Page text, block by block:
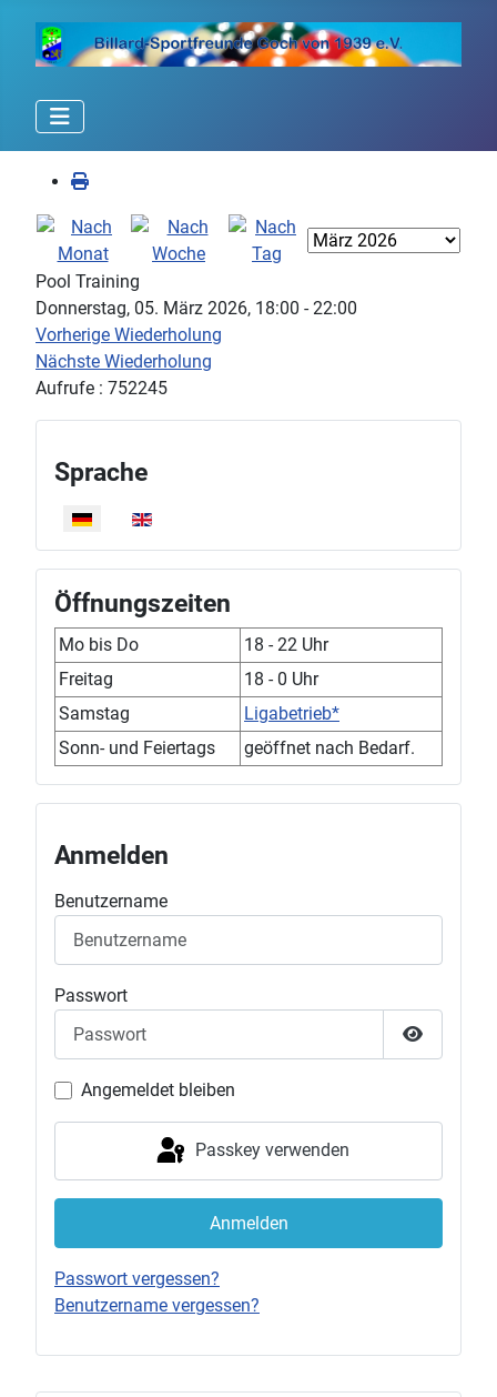
Pool Training
Donnerstag, 05. März 2026, 18:00 - 22:00
Vorherige Wiederholung
Nächste Wiederholung
Aufrufe : 752245
Sprache auswählen
Sprache
Öffnungszeiten
Mo bis Do
18 - 22 Uhr
Freitag
18 - 0 Uhr
Samstag
Ligabetrieb*
Sonn- und Feiertags
geöffnet nach Bedarf.
Anmelden
Benutzername
Passwort
Passwort
Angemeldet bleiben
Passkey verwenden
Anmelden
Passwort vergessen?
Benutzername vergessen?